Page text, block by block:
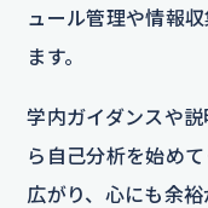
ュール管理や情報
ます。
学内ガイダンスや
ら自己分析を始め
広がり、心にも余裕